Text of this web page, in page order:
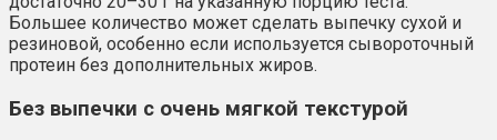
Большее количество может сделать выпечку сухой и
резиновой, особенно если используется сывороточный
протеин без дополнительных жиров.
Без выпечки с очень мягкой текстурой